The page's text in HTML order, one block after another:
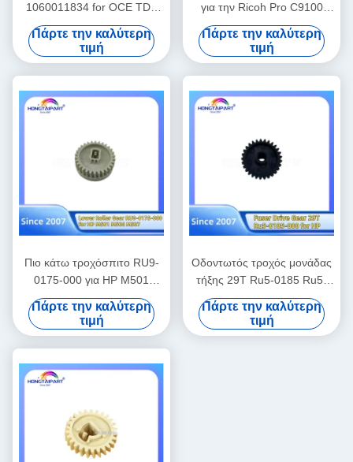
1060011834 for OCE TDS
300 320 340 360 400 450
600 700 750 9400 9600
Gears Ανταλλακτικά
Ανταλλακτικά
Πάρτε την καλύτερη
τιμή
για την Ricoh Pro C9100
C9110 C9200 C9210
Αντιπροσωπεία Προμήθειες
έγχρωμων εκτυπωτών λέιζερ
Πάρτε την καλύτερη
τιμή
Πιο κάτω τροχόσπιτο RU9-
0175-000 για HP M501
M506 M527 Ανταλλακτικά
Hongtaipart
Πάρτε την καλύτερη
τιμή
Οδοντωτός τροχός μονάδας
τήξης 29T Ru5-0185 Ru5-
0185-000 για HP 1010 1012
1015 1018 1020 M1005
3015 3020 3030 Canon Fax
Πάρτε την καλύτερη
τιμή